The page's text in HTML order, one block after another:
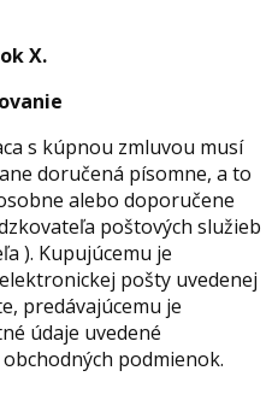
X.
s kúpnou zmluvou musí
doručená písomne, a to
alebo doporučene
poštových služieb
). Kupujúcemu je
pošty uvedenej
predávajúcemu je
údaje uvedené
podmienok.